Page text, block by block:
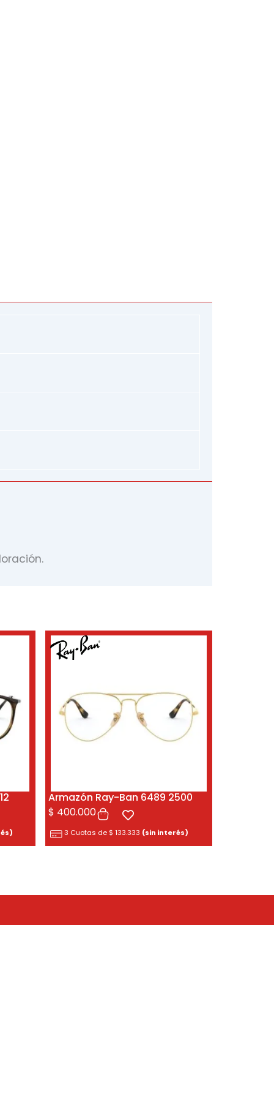
Armazón Ray-Ban 6489 2500
$ 400.000
3 Cuotas de $ 133.333 (sin interés)